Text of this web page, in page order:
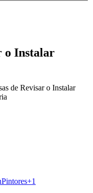
o Instalar
de Revisar o Instalar
Pintores+1